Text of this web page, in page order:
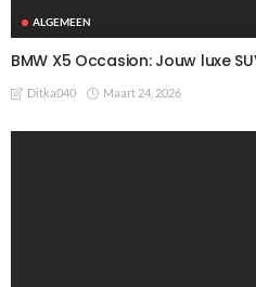
ALGEMEEN
BMW X5 Occasion: Jouw luxe
Ditka040 Maart 24, 2026